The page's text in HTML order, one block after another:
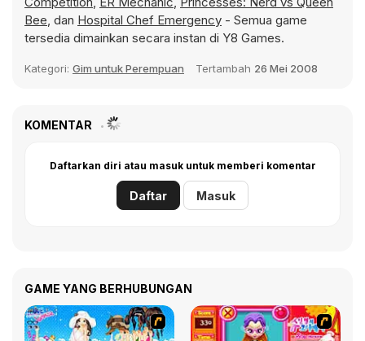
Bee, dan Hospital Chef Emergency - Semua game
tersedia dimainkan secara instan di Y8 Games.
Kategori: Gim untuk Perempuan Tertambah 26 Mei 2008
KOMENTAR
Daftarkan diri atau masuk untuk memberi komentar
Daftar Masuk
GAME YANG BERHUBUNGAN